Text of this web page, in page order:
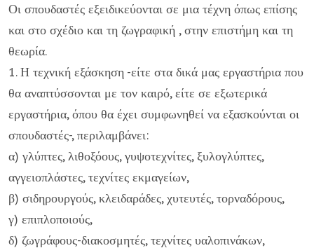
Οι σπουδαστές εξειδικεύονται σε μια τέχνη όπως επίσης
και στο σχέδιο και τη ζωγραφική , στην επιστήμη και τη
θεωρία.
1. Η τεχνική εξάσκηση -είτε στα δικά μας εργαστήρια που
θα αναπτύσσονται με τον καιρό, είτε σε εξωτερικά
εργαστήρια, όπου θα έχει συμφωνηθεί να εξασκούνται οι
σπουδαστές-, περιλαμβάνει:
α) γλύπτες, λιθοξόους, γυψοτεχνίτες, ξυλογλύπτες,
αγγειοπλάστες, τεχνίτες εκμαγείων,
β) σιδηρουργούς, κλειδαράδες, χυτευτές, τορναδόρους,
γ) επιπλοποιούς,
δ) ζωγράφους-διακοσμητές, τεχνίτες υαλοπινάκων,